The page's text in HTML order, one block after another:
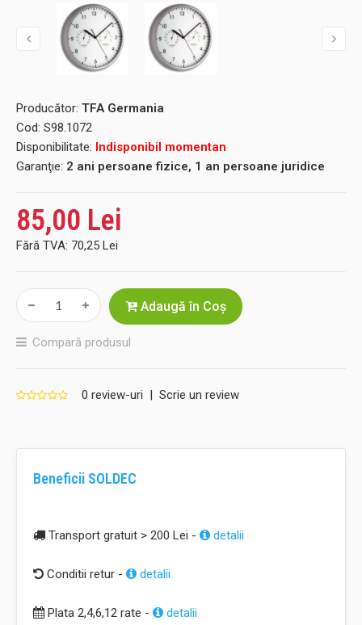
Producător: TFA Germania
Cod: S98.1072
Disponibilitate: Indisponibil momentan
Garanţie: 2 ani persoane fizice, 1 an persoane juridice
85,00 Lei
Fără TVA: 70,25 Lei
Adaugă în Coş
Compară produsul
0 review-uri | Scrie un review
Beneficii SOLDEC
Transport gratuit > 200 Lei - detalii
Conditii retur - detalii
Plata 2,4,6,12 rate - detalii